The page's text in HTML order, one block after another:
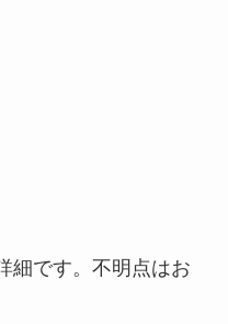
細です。不明点はお